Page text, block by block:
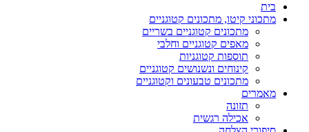
בית
מתכוני קיטו, מתכונים קטוגניים
מתכונים קטוגניים בשריים
מאפים קטוגניים וחלבי
תוספות קטוגניות
קינוחים ונשנושים קטוגניים
מתכונים טבעונים וקטוגניים
מאמרים
תזונה
אכילה רגשית